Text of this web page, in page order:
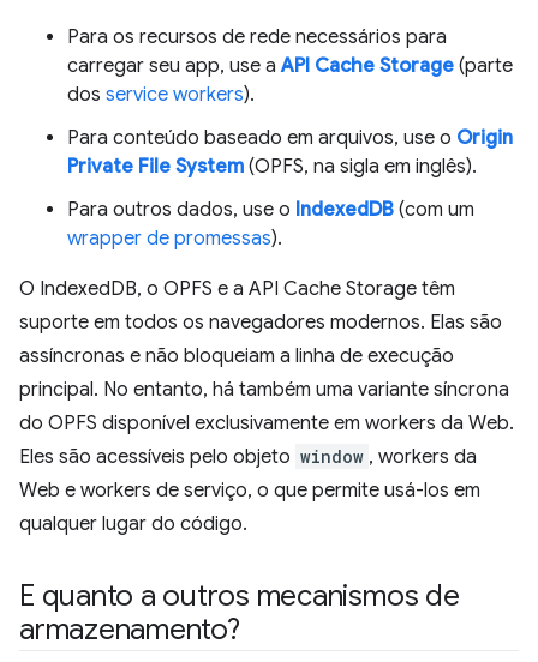
Para os recursos de rede necessários para
carregar seu app, use aAPI Cache Storage (parte
dos service workers).
Para conteúdo baseado em arquivos, use o Origin
Private File System (OPFS, na sigla em inglês).
Para outros dados, use o IndexedDB (com um
wrapper de promessas).
O IndexedDB, o OPFS e a API Cache Storage têm
suporte em todos os navegadores modernos. Elas são
assíncronas e não bloqueiam a linha de execução
principal. No entanto, há também uma variante síncrona
do OPFS disponível exclusivamente em workers da Web.
Eles são acessíveis pelo objeto window , workers da
Web e workers de serviço, o que permite usá-los em
qualquer lugar do código.
E quanto a outros mecanismos de
armazenamento?